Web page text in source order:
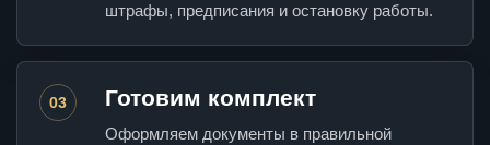
штрафы, предписания и остановку работы.
03 Готовим комплект
Оформляем документы в правильной